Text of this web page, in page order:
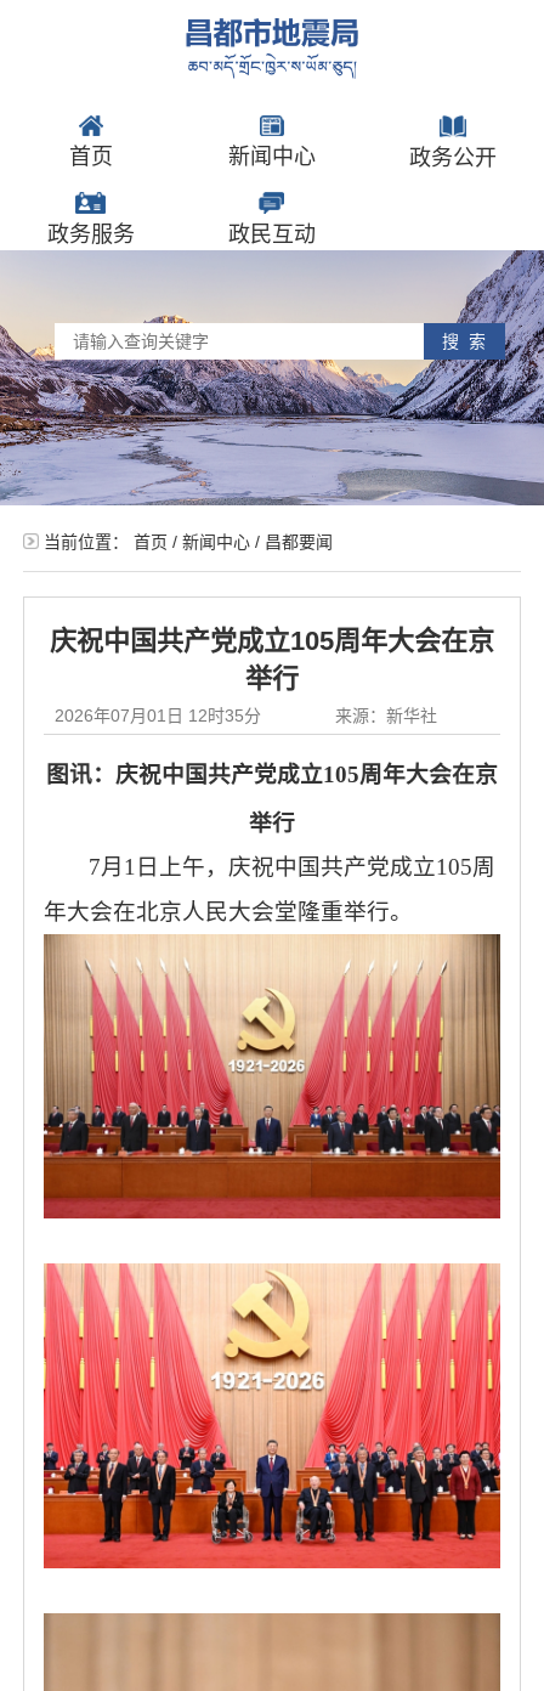
首页 新闻中心 政务公开
政务服务 政民互动
搜 索
当前位置： 首页 / 新闻中心/ 昌都要闻
庆祝中国共产党成立105周年大会在京
举行
2026年07月01日 12时35分 来源：新华社
图讯：庆祝中国共产党成立105周年大会在京
举行
7月1日上午，庆祝中国共产党成立105周
年大会在北京人民大会堂隆重举行。